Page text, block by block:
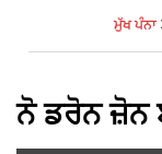
ਮੁੱਖ ਪੰਨਾ
ਨੋ ਡਰੋਨ ਜ਼ੋਨ